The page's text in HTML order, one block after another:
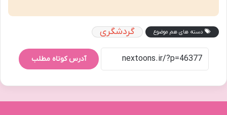
دسته های هم موضوع گردشگری
آدرس کوتاه مطلب